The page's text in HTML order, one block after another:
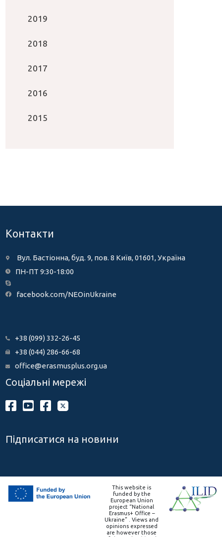
2019
2018
2017
2016
2015
Контакти
Вул. Бастіонна, буд. 9, пов. 8 Київ, 01601, Україна
ПН-ПТ 9:30-18:00
facebook.com/NEOinUkraine
+38 (099) 332-26-45
+38 (044) 286-66-68
office@erasmusplus.org.ua
Соціальні мережі
Підписатися на новини
This website is
funded by the
European Union
project “National
Erasmus+ Office –
Ukraine” . Views and
opinions expressed
are however those